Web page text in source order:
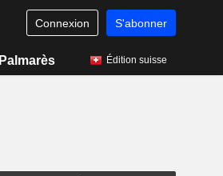
Connexion S'abonner
Palmarès Édition suisse